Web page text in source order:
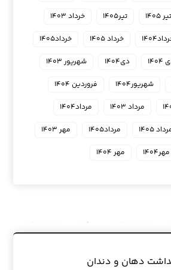
تیر ۱۴۰۵ تیر۱۴۰۵
خرداد ۱۴۰۳
خرداد ۱۴۰۵
خرداد۱۴۰۵
دی۱۴۰۴
شهریور ۱۴۰۳
شهریور۱۴۰۴
فروردین ۱۴۰۴
مرداد ۱۴۰۳
مرداد۱۴۰۴
۱۴۰۵ مرداد۱۴۰۵
مهر ۱۴۰۳
مهر۱۴۰۴
مهر ۱۴۰۴
دهان و دندان